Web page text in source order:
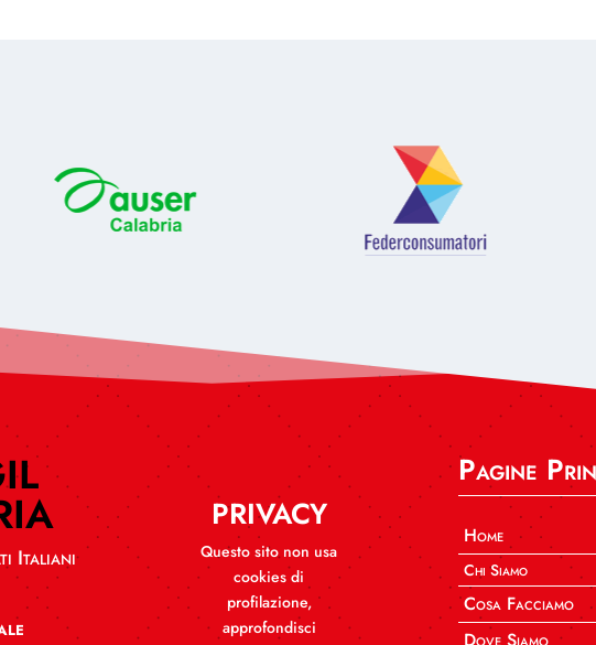
Italiani
PRIVACY
Questo sito non usa
cookies di
profilazione,
approfondisci
Pagine
Home
Chi Siamo
Cosa Facciamo
Dove Siamo